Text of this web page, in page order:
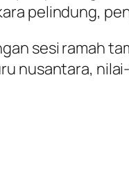
pelindung,
sesi ramah
nusantara,